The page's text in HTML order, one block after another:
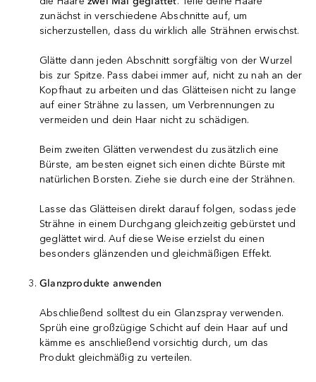
zunächst in verschiedene Abschnitte auf, um
sicherzustellen, dass du wirklich alle Strähnen erwischst.
Glätte dann jeden Abschnitt sorgfältig von der Wurzel
bis zur Spitze. Pass dabei immer auf, nicht zu nah an der
Kopfhaut zu arbeiten und das Glätteisen nicht zu lange
auf einer Strähne zu lassen, um Verbrennungen zu
vermeiden und dein Haar nicht zu schädigen.
Beim zweiten Glätten verwendest du zusätzlich eine
Bürste, am besten eignet sich einen dichte Bürste mit
natürlichen Borsten. Ziehe sie durch eine der Strähnen.
Lasse das Glätteisen direkt darauf folgen, sodass jede
Strähne in einem Durchgang gleichzeitig gebürstet und
geglättet wird. Auf diese Weise erzielst du einen
besonders glänzenden und gleichmäßigen Effekt.
Glanzprodukte anwenden
Abschließend solltest du ein Glanzspray verwenden.
Sprüh eine großzügige Schicht auf dein Haar auf und
kämme es anschließend vorsichtig durch, um das
Produkt gleichmäßig zu verteilen.